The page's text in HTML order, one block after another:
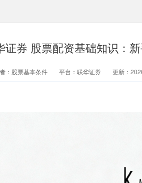
证券 股票配资基础知识：
：股票基本条件 平台：联华证券 更新：